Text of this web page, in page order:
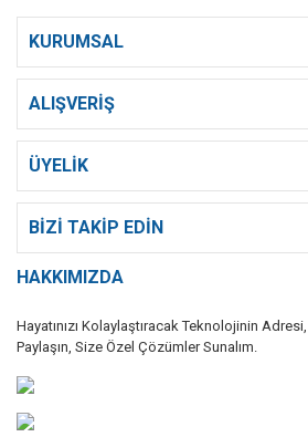
KURUMSAL
ALIŞVERİŞ
ÜYELİK
BİZİ TAKİP EDİN
HAKKIMIZDA
Hayatınızı Kolaylaştıracak Teknolojinin
Paylaşın, Size Özel Çözümler Sunalım.